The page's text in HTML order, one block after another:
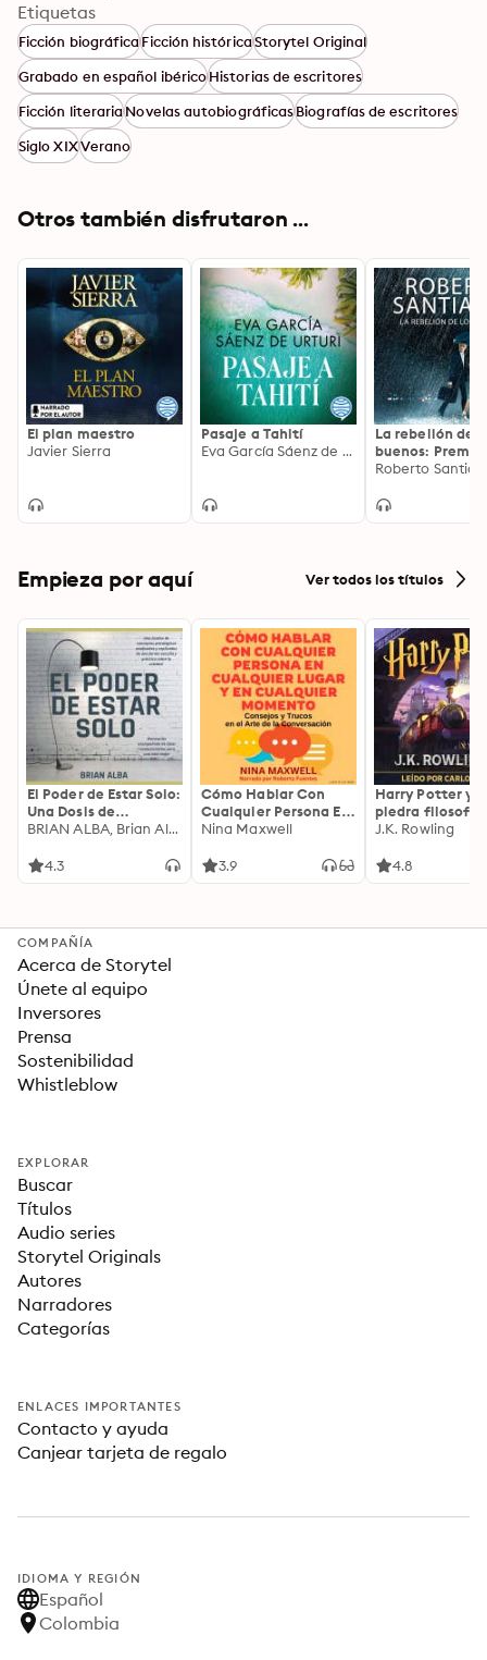
Etiquetas
Ficción biográficaFicción históricaStorytel Original
Grabado en español ibéricoHistorias de escritores
Ficción literariaNovelas autobiográficasBiografías de escritores
Siglo XIXVerano
Otros también disfrutaron ...
El plan maestro
Javier Sierra
Pasaje a Tahití
Eva García Sáenz de Urturi
La rebelión de
buenos: Premio
Novela
Roberto
Empieza por aquí Ver todos los títulos
El Poder de Estar Solo:
Una Dosis de
Motivación
Ideas Revolucionarias
BRIAN ALBA, Brian Alba
4.3
Cómo Hablar Con
Cualquier Persona En
Cualquier Lugar Y En
Nina Maxwell
3.9
Harry Potter y
piedra filosofal
J.K. Rowling
4.8
COMPAÑÍA
Acerca de Storytel
Únete al equipo
Inversores
Prensa
Sostenibilidad
Whistleblow
EXPLORAR
Buscar
Títulos
Audio series
Storytel Originals
Autores
Narradores
Categorías
ENLACES IMPORTANTES
Contacto y ayuda
Canjear tarjeta de regalo
IDIOMA Y REGIÓN
Español
Colombia